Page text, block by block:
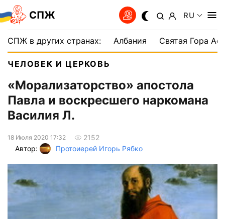
СПЖ RU
СПЖ в других странах: Албания Святая Гора
ЧЕЛОВЕК И ЦЕРКОВЬ
«Морализаторство» апостола
Павла и воскресшего наркомана
Василия Л.
18 Июля 2020 17:32
2152
Автор:
Протоиерей Игорь Рябко